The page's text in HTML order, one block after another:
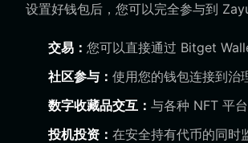
设置好钱包后，您可以完全参与到
交易： 您可以直接通过 Bitget
社区参与： 使用您的钱包连接到治
数字收藏品交互： 与各种 NFT 平
投机投资： 在安全持有代币的同时